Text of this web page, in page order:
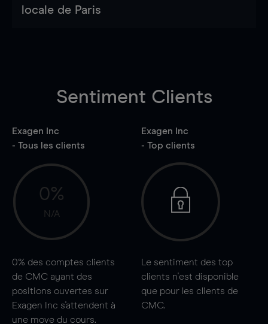
locale de Paris
Sentiment Clients
Exagen Inc
- Tous les clients
0%
N/A
0% des comptes clients
de CMC ayant des
positions ouvertes sur
Exagen Inc s'attendent à
une move du cours.
Exagen Inc
- Top clients
Le sentiment des top
clients n'est disponible
que pour les clients de
CMC.